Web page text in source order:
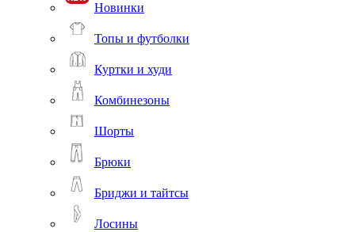
Новинки
Топы и футболки
Куртки и худи
Комбинезоны
Шорты
Брюки
Бриджи и тайтсы
Лосины